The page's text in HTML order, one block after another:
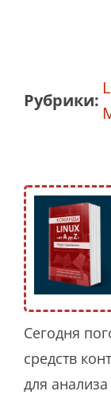
Рубрики:
Сегодня
средств
для